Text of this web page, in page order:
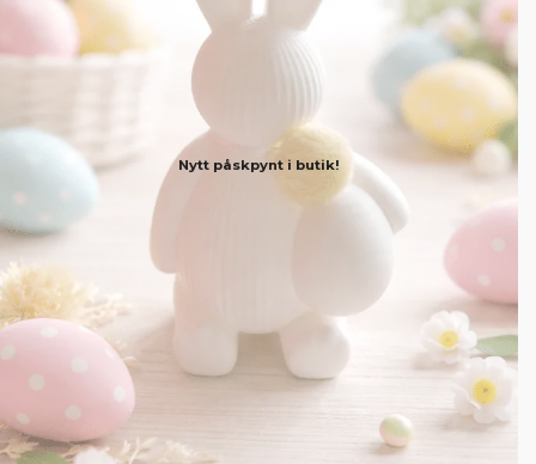
Nytt påskpynt i butik!